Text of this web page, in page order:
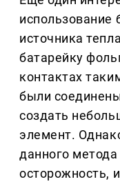
использование
источника
батарейку
контактах
были
создать
элемент.
данного
осторожность,